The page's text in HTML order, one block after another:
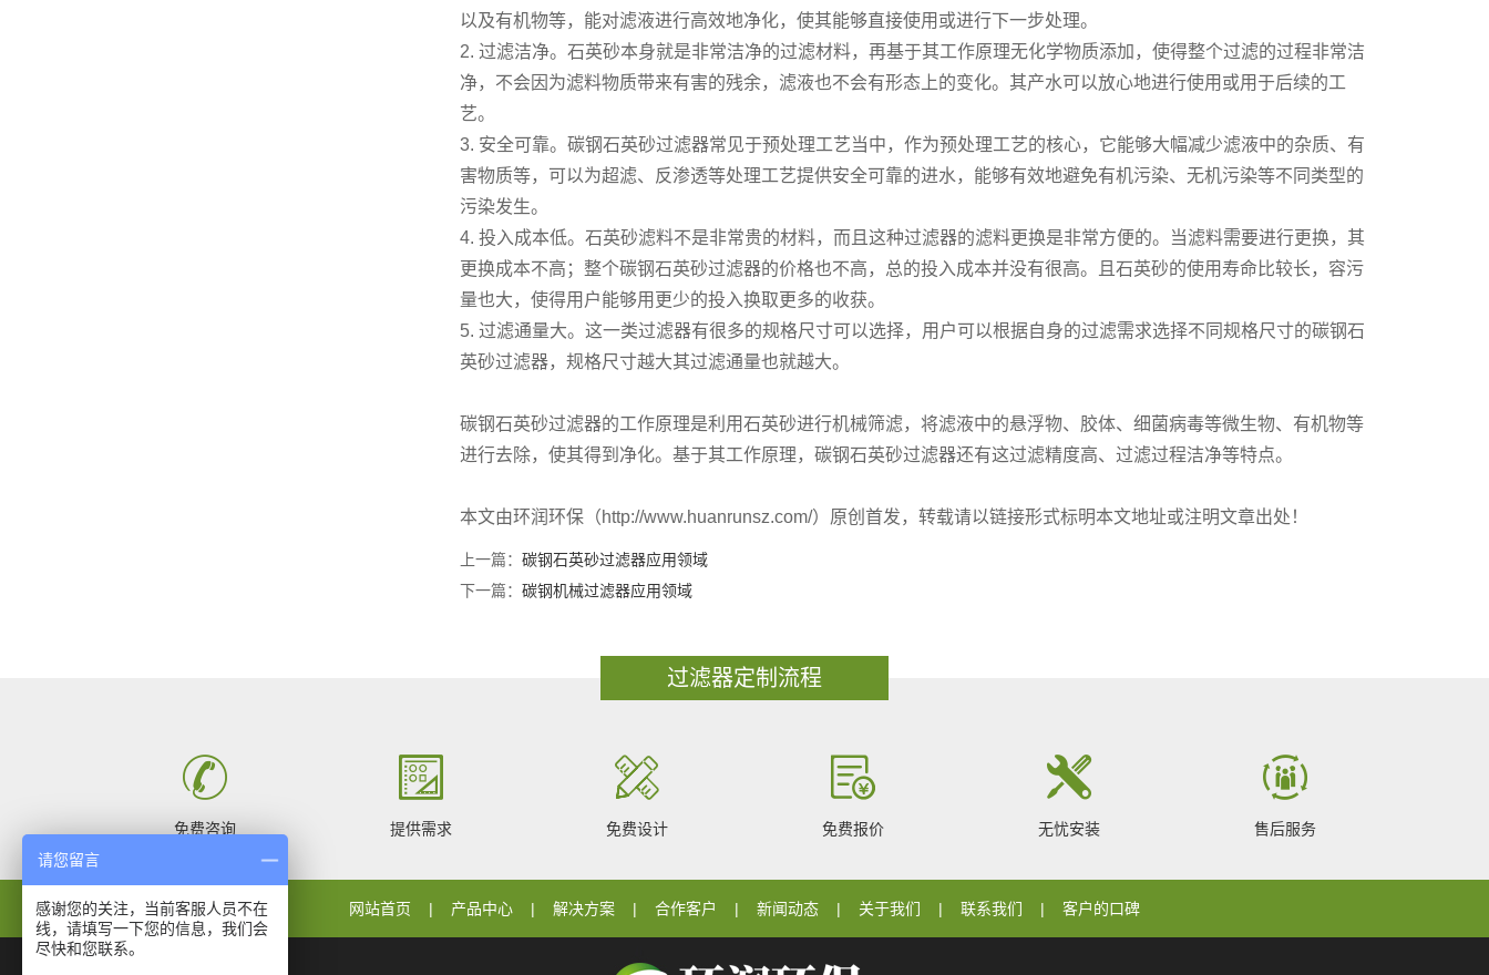
以及有机物等，能对滤液进行高效地净化，使其能够直接使用或进行下一步处理。
2. 过滤洁净。石英砂本身就是非常洁净的过滤材料，再基于其工作原理无化学物质添加，使得整个过滤的过程非常洁
净，不会因为滤料物质带来有害的残余，滤液也不会有形态上的变化。其产水可以放心地进行使用或用于后续的工
艺。
3. 安全可靠。碳钢石英砂过滤器常见于预处理工艺当中，作为预处理工艺的核心，它能够大幅减少滤液中的杂质、有
害物质等，可以为超滤、反渗透等处理工艺提供安全可靠的进水，能够有效地避免有机污染、无机污染等不同类型的
污染发生。
4. 投入成本低。石英砂滤料不是非常贵的材料，而且这种过滤器的滤料更换是非常方便的。当滤料需要进行更换，其
更换成本不高；整个碳钢石英砂过滤器的价格也不高，总的投入成本并没有很高。且石英砂的使用寿命比较长，容污
量也大，使得用户能够用更少的投入换取更多的收获。
5. 过滤通量大。这一类过滤器有很多的规格尺寸可以选择，用户可以根据自身的过滤需求选择不同规格尺寸的碳钢石
英砂过滤器，规格尺寸越大其过滤通量也就越大。
碳钢石英砂过滤器的工作原理是利用石英砂进行机械筛滤，将滤液中的悬浮物、胶体、细菌病毒等微生物、有机物等
进行去除，使其得到净化。基于其工作原理，碳钢石英砂过滤器还有这过滤精度高、过滤过程洁净等特点。
本文由环润环保（http://www.huanrunsz.com/）原创首发，转载请以链接形式标明本文地址或注明文章出处！
上一篇： 碳钢石英砂过滤器应用领域
下一篇： 碳钢机械过滤器应用领域
过滤器定制流程
免费咨询 提供需求 免费设计 免费报价 无忧安装 售后服务
网站首页 产品中心 解决方案 合作客户 新闻动态 关于我们 联系我们 客户的口碑
请您留言
感谢您的关注，当前客服人员不在
线，请填写一下您的信息，我们会
尽快和您联系。